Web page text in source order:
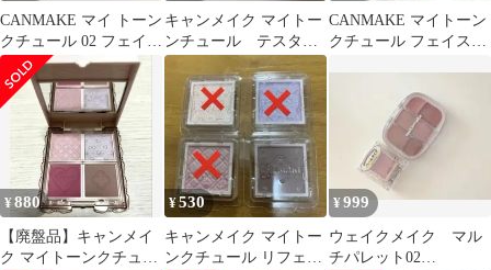
CANMAKE マイ トーン
クチュール 02 フェイス
カラー マットタイプ
キャンメイク マイトー
ンチュール テスター6
点
CANMAKE マイトーン
クチュール フェイスカ
¥880
【廃盤品】キャンメイ
ク マイトーンクチュー
¥530
キャンメイク マイトー
ンクチュール リフェル
¥999
ウェイクメイク マル
チパレット02